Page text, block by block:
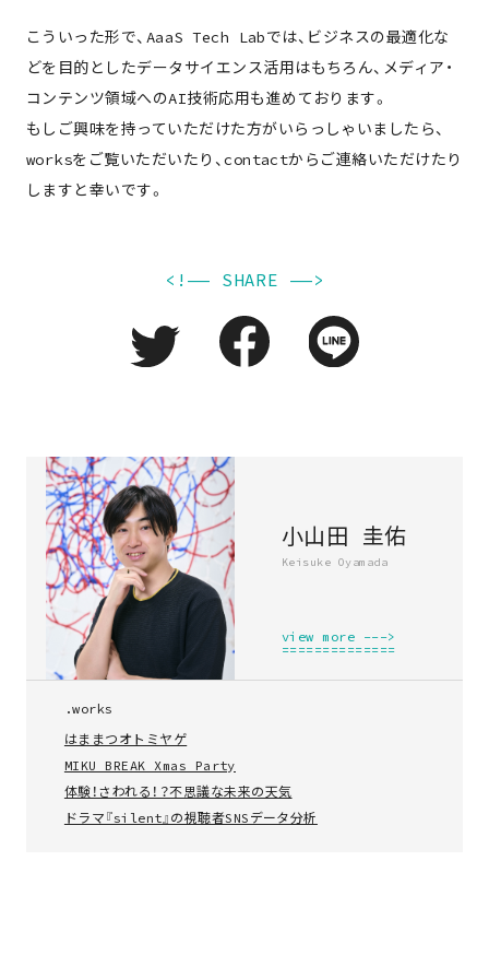
こういった形で、AaaS Tech Labでは、ビジネスの最適化な
どを目的としたデータサイエンス活用はもちろん、メディア・
コンテンツ領域へのAI技術応用も進めております。
もしご興味を持っていただけた方がいらっしゃいましたら、
worksをご覧いただいたり、contactからご連絡いただけたり
しますと幸いです。
<!—— SHARE ——>
小山田 圭佑
Keisuke Oyamada
view more --->
==============
.works
はままつオトミヤゲ
MIKU BREAK Xmas Party
体験！さわれる！？不思議な未来の天気
ドラマ『silent』の視聴者SNSデータ分析